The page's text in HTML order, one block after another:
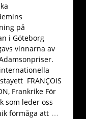
på
i Göteborg
vinnarna av
FRANÇOIS
Frankrike För
som leder oss
förmåga att …